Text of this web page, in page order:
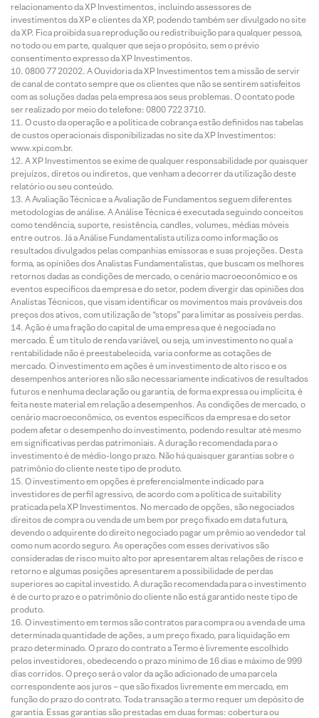
relacionamento da XP Investimentos, incluindo assessores de
investimentos da XP e clientes da XP, podendo também ser divulgado no site
da XP. Fica proibida sua reprodução ou redistribuição para qualquer pessoa,
no todo ou em parte, qualquer que seja o propósito, sem o prévio
consentimento expresso da XP Investimentos.
0800 77 20202. A Ouvidoria da XP Investimentos tem a missão de servir
de canal de contato sempre que os clientes que não se sentirem satisfeitos
com as soluções dadas pela empresa aos seus problemas. O contato pode
ser realizado por meio do telefone: 0800 722 3710.
O custo da operação e a política de cobrança estão definidos nas tabelas
de custos operacionais disponibilizadas no site da XP Investimentos:
www.xpi.com.br.
A XP Investimentos se exime de qualquer responsabilidade por quaisquer
prejuízos, diretos ou indiretos, que venham a decorrer da utilização deste
relatório ou seu conteúdo.
A Avaliação Técnica e a Avaliação de Fundamentos seguem diferentes
metodologias de análise. A Análise Técnica é executada seguindo conceitos
como tendência, suporte, resistência, candles, volumes, médias móveis
entre outros. Já a Análise Fundamentalista utiliza como informação os
resultados divulgados pelas companhias emissoras e suas projeções. Desta
forma, as opiniões dos Analistas Fundamentalistas, que buscam os melhores
retornos dadas as condições de mercado, o cenário macroeconômico e os
eventos específicos da empresa e do setor, podem divergir das opiniões dos
Analistas Técnicos, que visam identificar os movimentos mais prováveis dos
preços dos ativos, com utilização de “stops” para limitar as possíveis perdas.
Ação é uma fração do capital de uma empresa que é negociada no
mercado. É um título de renda variável, ou seja, um investimento no qual a
rentabilidade não é preestabelecida, varia conforme as cotações de
mercado. O investimento em ações é um investimento de alto risco e os
desempenhos anteriores não são necessariamente indicativos de resultados
futuros e nenhuma declaração ou garantia, de forma expressa ou implícita, é
feita neste material em relação a desempenhos. As condições de mercado, o
cenário macroeconômico, os eventos específicos da empresa e do setor
podem afetar o desempenho do investimento, podendo resultar até mesmo
em significativas perdas patrimoniais. A duração recomendada para o
investimento é de médio-longo prazo. Não há quaisquer garantias sobre o
patrimônio do cliente neste tipo de produto.
O investimento em opções é preferencialmente indicado para
investidores de perfil agressivo, de acordo com a política de suitability
praticada pela XP Investimentos. No mercado de opções, são negociados
direitos de compra ou venda de um bem por preço fixado em data futura,
devendo o adquirente do direito negociado pagar um prêmio ao vendedor tal
como num acordo seguro. As operações com esses derivativos são
consideradas de risco muito alto por apresentarem altas relações de risco e
retorno e algumas posições apresentarem a possibilidade de perdas
superiores ao capital investido. A duração recomendada para o investimento
é de curto prazo e o patrimônio do cliente não está garantido neste tipo de
produto.
O investimento em termos são contratos para compra ou a venda de uma
determinada quantidade de ações, a um preço fixado, para liquidação em
prazo determinado. O prazo do contrato a Termo é livremente escolhido
pelos investidores, obedecendo o prazo mínimo de 16 dias e máximo de 999
dias corridos. O preço será o valor da ação adicionado de uma parcela
correspondente aos juros – que são fixados livremente em mercado, em
função do prazo do contrato. Toda transação a termo requer um depósito de
garantia. Essas garantias são prestadas em duas formas: cobertura ou